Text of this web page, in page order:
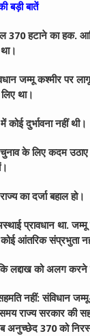
बड़ी बातें
370 हटाने का हक.
जम्मू कश्मीर पर
था।
दुर्भावना नहीं थी।
के लिए कदम
का दर्जा बहाल हो।
प्रावधान था.
आंतरिक संप्रभुता
लद्दाख को अलग
नहीं: संविधान
राज्य सरकार की
अनुच्छेद 370 को